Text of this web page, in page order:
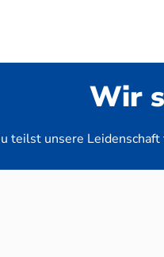
Wir
teilst unsere